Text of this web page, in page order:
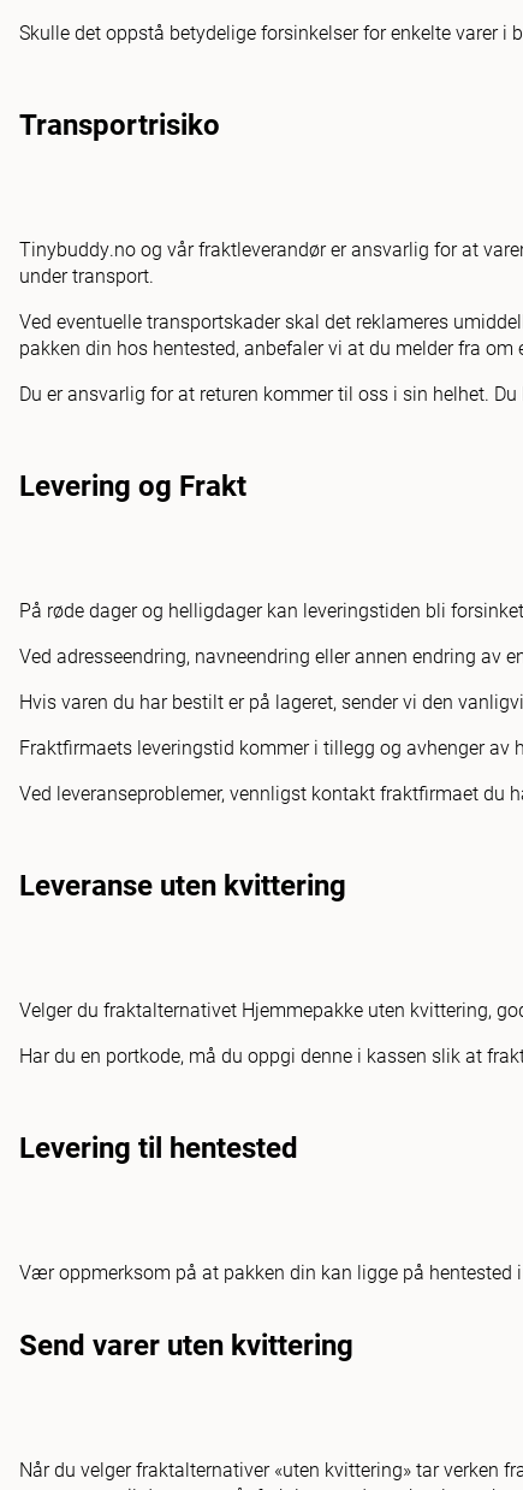
Skulle det oppstå betydelige forsinkelser for enkelte varer
Transportrisiko
Tinybuddy.no og vår fraktleverandør er ansvarlig for at
under transport.
Ved eventuelle transportskader skal det reklameres
pakken din hos hentested, anbefaler vi at du melder fra
Du er ansvarlig for at returen kommer til oss i sin helhet.
Levering og Frakt
På røde dager og helligdager kan leveringstiden bli
Ved adresseendring, navneendring eller annen endring av
Hvis varen du har bestilt er på lageret, sender vi den
Fraktfirmaets leveringstid kommer i tillegg og avhenger av
Ved leveranseproblemer, vennligst kontakt fraktfirmaet du
Leveranse uten kvittering
Velger du fraktalternativet Hjemmepakke uten kvittering,
Har du en portkode, må du oppgi denne i kassen slik at
Levering til hentested
Vær oppmerksom på at pakken din kan ligge på hentested
Send varer uten kvittering
Når du velger fraktalternativer «uten kvittering» tar verken